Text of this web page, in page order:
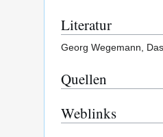
Literatur
Georg Wegemann,
Quellen
Weblinks